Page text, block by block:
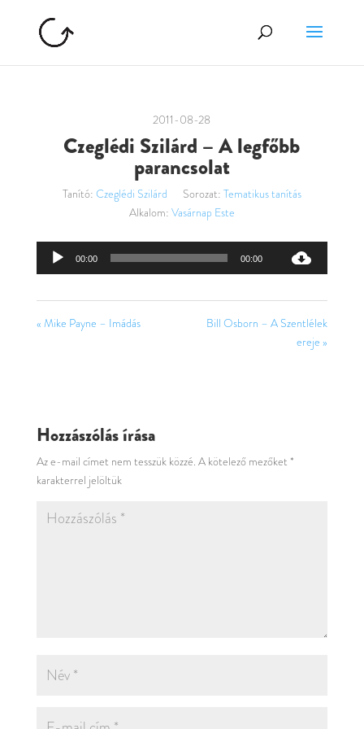
2011-08-28
Czeglédi Szilárd – A legfőbb
parancsolat
Tanító: Czeglédi Szilárd Sorozat: Tematikus tanítás
Alkalom: Vasárnap Este
Audió
00:00 00:00
« Mike Payne – Imádás
Bill Osborn – A Szentlélek
ereje »
Hozzászólás írása
Az e-mail címet nem tesszük közzé. A kötelező mezőket *
karakterrel jelöltük